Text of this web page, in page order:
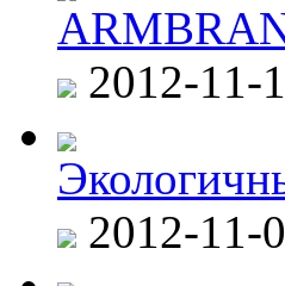
2012-11-
2012-11-